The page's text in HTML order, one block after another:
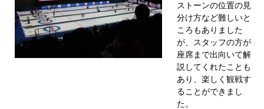
ストーンの位置の見
分け方など難しいと
ころもありました
が、スタッフの方が
座席まで出向いて解
説してくれたことも
あり、楽しく観戦す
ることができまし
た。